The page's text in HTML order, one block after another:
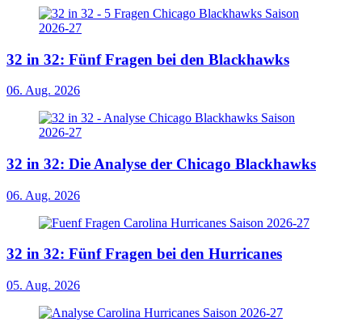
32 in 32: Fünf Fragen bei den Blackhawks
06. Aug. 2026
32 in 32: Die Analyse der Chicago Blackhawks
06. Aug. 2026
32 in 32: Fünf Fragen bei den Hurricanes
05. Aug. 2026